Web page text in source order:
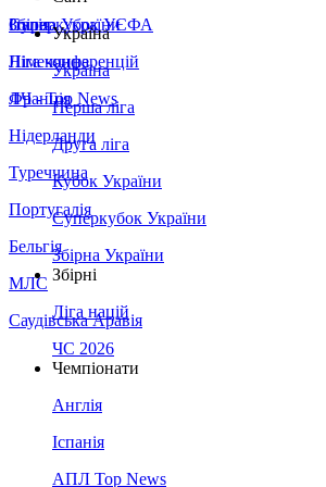
Збірна України
Італія
Німеччина
Франція
Нідерланди
Туреччина
Португалія
Бельгія
МЛС
Саудівська Аравія
Суперкубок УЄФА
Ліга конференцій
ЛЧ - Top News
Україна
Україна
Перша ліга
Друга ліга
Кубок України
Суперкубок України
Збірна України
Збірні
Ліга націй
ЧС 2026
Чемпіонати
Англія
Іспанія
АПЛ Top News